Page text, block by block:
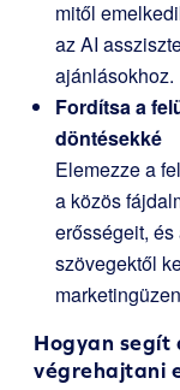
mitől
az AI
ajánlásokhoz.
Fordítsa a
döntésekké
Elemezze a
a közös
erősségeit,
szövegektől
Hogyan segít
végrehajtani